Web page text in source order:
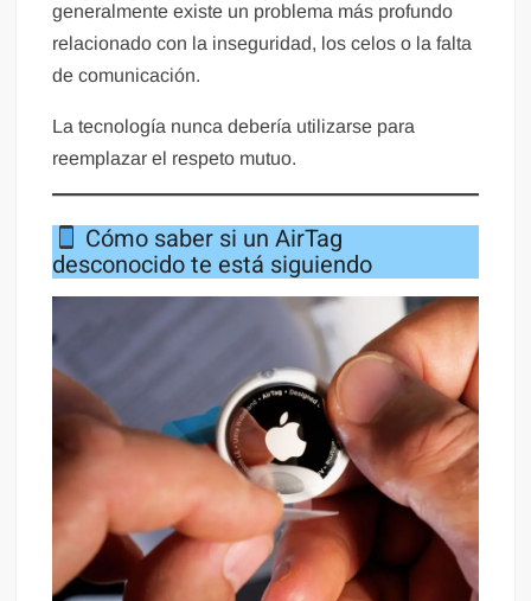
generalmente existe un problema más profundo
relacionado con la inseguridad, los celos o la falta
de comunicación.
La tecnología nunca debería utilizarse para
reemplazar el respeto mutuo.
Cómo saber si un AirTag
desconocido te está siguiendo